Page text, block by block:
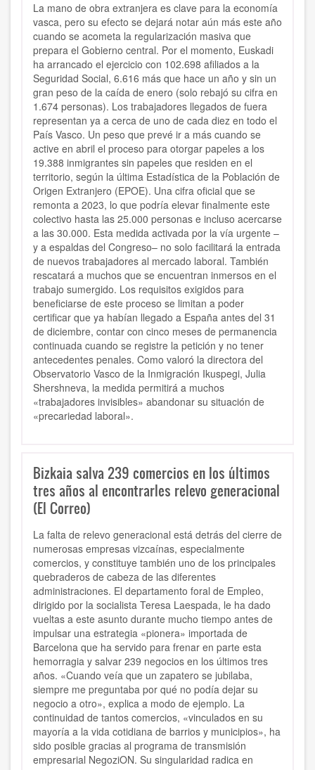
La mano de obra extranjera es clave para la economía
vasca, pero su efecto se dejará notar aún más este año
cuando se acometa la regularización masiva que
prepara el Gobierno central. Por el momento, Euskadi
ha arrancado el ejercicio con 102.698 afiliados a la
Seguridad Social, 6.616 más que hace un año y sin un
gran peso de la caída de enero (solo rebajó su cifra en
1.674 personas). Los trabajadores llegados de fuera
representan ya a cerca de uno de cada diez en todo el
País Vasco. Un peso que prevé ir a más cuando se
active en abril el proceso para otorgar papeles a los
19.388 inmigrantes sin papeles que residen en el
territorio, según la última Estadística de la Población de
Origen Extranjero (EPOE). Una cifra oficial que se
remonta a 2023, lo que podría elevar finalmente este
colectivo hasta las 25.000 personas e incluso acercarse
a las 30.000. Esta medida activada por la vía urgente –
y a espaldas del Congreso– no solo facilitará la entrada
de nuevos trabajadores al mercado laboral. También
rescatará a muchos que se encuentran inmersos en el
trabajo sumergido. Los requisitos exigidos para
beneficiarse de este proceso se limitan a poder
certificar que ya habían llegado a España antes del 31
de diciembre, contar con cinco meses de permanencia
continuada cuando se registre la petición y no tener
antecedentes penales. Como valoró la directora del
Observatorio Vasco de la Inmigración Ikuspegi, Julia
Shershneva, la medida permitirá a muchos
«trabajadores invisibles» abandonar su situación de
«precariedad laboral».
Bizkaia salva 239 comercios en los últimos
tres años al encontrarles relevo generacional
(El Correo)
La falta de relevo generacional está detrás del cierre de
numerosas empresas vizcaínas, especialmente
comercios, y constituye también uno de los principales
quebraderos de cabeza de las diferentes
administraciones. El departamento foral de Empleo,
dirigido por la socialista Teresa Laespada, le ha dado
vueltas a este asunto durante mucho tiempo antes de
impulsar una estrategia «pionera» importada de
Barcelona que ha servido para frenar en parte esta
hemorragia y salvar 239 negocios en los últimos tres
años. «Cuando veía que un zapatero se jubilaba,
siempre me preguntaba por qué no podía dejar su
negocio a otro», explica a modo de ejemplo. La
continuidad de tantos comercios, «vinculados en su
mayoría a la vida cotidiana de barrios y municipios», ha
sido posible gracias al programa de transmisión
empresarial NegoziON. Su singularidad radica en